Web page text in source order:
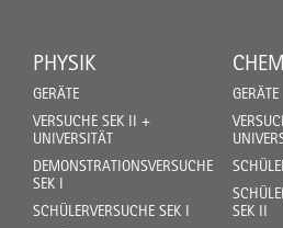
PHYSIK
GERÄTE
VERSUCHE SEK II +
UNIVERSITÄT
DEMONSTRATIONSVERSUCHE
SEK I
SCHÜLERVERSUCHE SEK I
GERÄTE
SEK II